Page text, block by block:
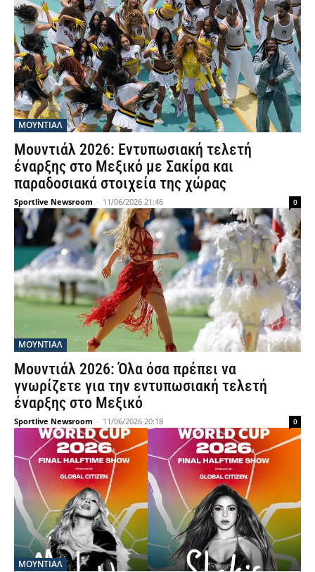
ΜΟΥΝΤΙΆΛ
Μουντιάλ 2026: Εντυπωσιακή τελετή
έναρξης στο Μεξικό με Σακίρα και
παραδοσιακά στοιχεία της χώρας
Sportlive Newsroom - 11/06/2026 21:46 0
ΜΟΥΝΤΙΆΛ
Μουντιάλ 2026: Όλα όσα πρέπει να
γνωρίζετε για την εντυπωσιακή τελετή
έναρξης στο Μεξικό
Sportlive Newsroom - 11/06/2026 20:18 0
ΜΟΥΝΤΙΆΛ